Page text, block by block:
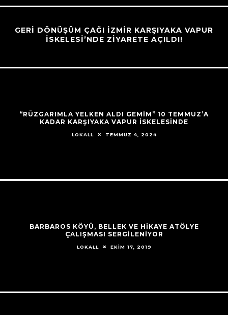
GERİ DÖNÜŞÜM ÇAĞI İZMİR KARŞIYAKA VAPUR
İSKELESİ’NDE ZİYARETE AÇILDI!
“RÜZGARIMLA YELKEN ALDI GEMIM” 10 TEMMUZ’A
KADAR KARŞIYAKA VAPUR İSKELESINDE
LOKALL TEMMUZ 4, 2024
BARBAROS KÖYÜ, BELLEK VE HİKAYE ATÖLYE
ÇALIŞMASI SERGİLENİYOR
LOKALL EKIM 17, 2019